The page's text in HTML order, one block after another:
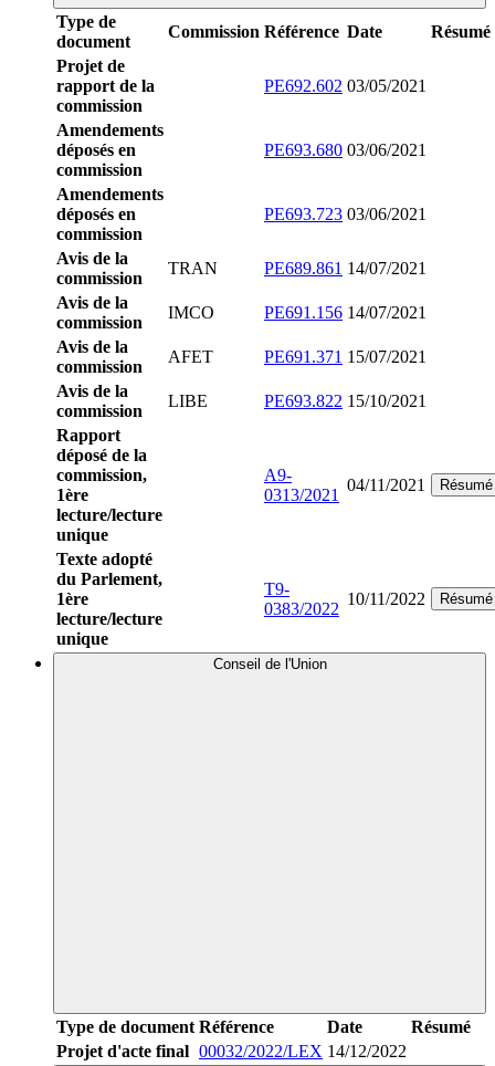
Type de
document
Commission Référence Date
Résumé
Projet de
rapport de la
commission
PE692.602 03/05/2021
Amendements
déposés en
commission
PE693.680 03/06/2021
Amendements
déposés en
commission
PE693.723 03/06/2021
Avis de la
commission
TRAN PE689.861 14/07/2021
Avis de la
commission
IMCO PE691.156 14/07/2021
Avis de la
commission
AFET PE691.371 15/07/2021
Avis de la
commission
LIBE PE693.822 15/10/2021
Rapport
déposé de la
commission,
1ère
lecture/lecture
unique
A9-
0313/2021
04/11/2021 Résumé
Texte adopté
du Parlement,
1ère
lecture/lecture
unique
T9-
0383/2022
10/11/2022 Résumé
Conseil de l'Union
Type de document Référence Date
Résumé
Projet d'acte final 00032/2022/LEX 14/12/2022